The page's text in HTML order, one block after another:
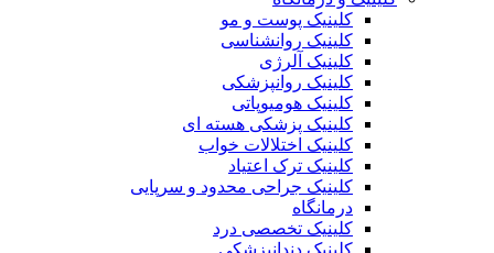
کلینیک پوست و مو
کلینیک روانشناسی
کلینیک آلرژی
کلینیک روانپزشکی
کلینیک هومیوپاتی
کلینیک پزشکی هسته ای
کلینیک اختلالات خواب
کلینیک ترک اعتیاد
کلینیک جراحی محدود و سرپایی
درمانگاه
کلینیک تخصصی درد